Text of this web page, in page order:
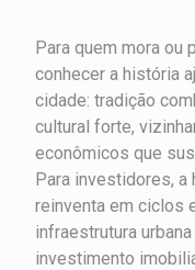
Para quem mora ou
conhecer a história
cidade: tradição
cultural forte,
econômicos que
Para investidores, a
reinventa em ciclos
infraestrutura
investimento